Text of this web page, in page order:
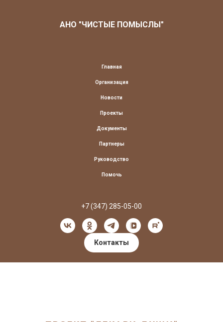
АНО "ЧИСТЫЕ ПОМЫСЛЫ"
Главная
Организация
Новости
Проекты
Документы
Партнеры
Руководство
Помочь
+7 (347) 285-05-00
Контакты